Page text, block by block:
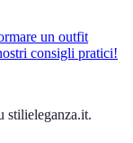
un outfit
consigli pratici!
stilieleganza.it.